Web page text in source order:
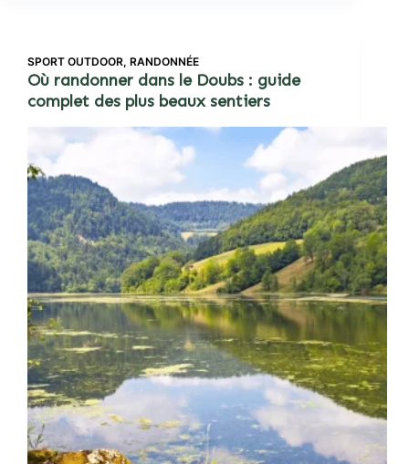
SPORT OUTDOOR, RANDONNÉE
Où randonner dans le Doubs : guide
complet des plus beaux sentiers